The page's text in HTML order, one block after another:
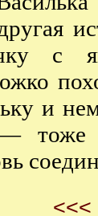
с
и
тоже
<<<